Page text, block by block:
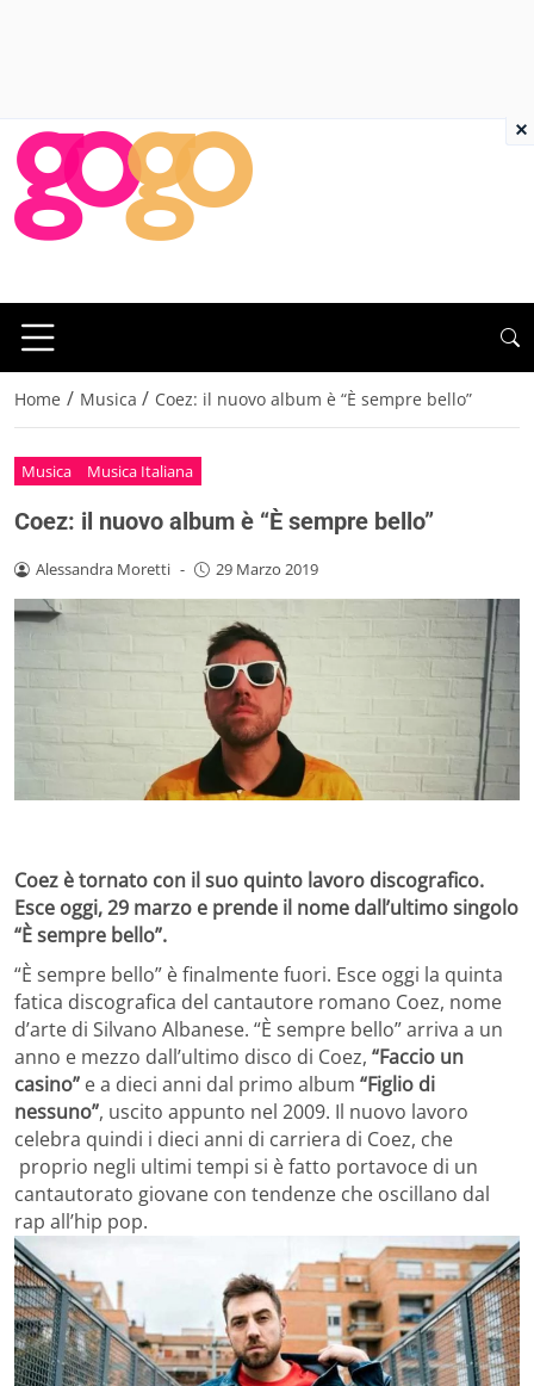
Home / Musica / Coez: il nuovo album è “È sempre bello”
Musica Musica Italiana
Coez: il nuovo album è “È sempre bello”
Alessandra Moretti - 29 Marzo 2019
Coez è tornato con il suo quinto lavoro discografico.
Esce oggi, 29 marzo e prende il nome dall’ultimo singolo
“È sempre bello”.
“È sempre bello” è finalmente fuori. Esce oggi la quinta
fatica discografica del cantautore romano Coez, nome
d’arte di Silvano Albanese. “È sempre bello” arriva a un
anno e mezzo dall’ultimo disco di Coez, “Faccio un
casino” e a dieci anni dal primo album “Figlio di
nessuno”, uscito appunto nel 2009. Il nuovo lavoro
celebra quindi i dieci anni di carriera di Coez, che
proprio negli ultimi tempi si è fatto portavoce di un
cantautorato giovane con tendenze che oscillano dal
rap all’hip pop.
×